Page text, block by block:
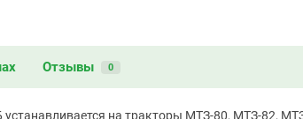
Отзывы 0
устанавливается на тракторы МТЗ-80, МТЗ-82,